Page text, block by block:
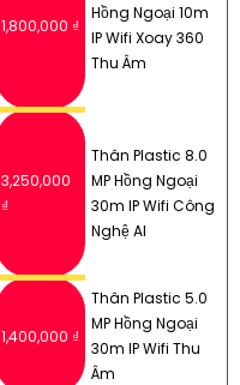
1,800,000 ₫
Hồng Ngoại 10m
IP Wifi Xoay 360
Thu Âm
3,250,000
₫
Thân Plastic 8.0
MP Hồng Ngoại
30m IP Wifi Công
Nghệ AI
1,400,000 ₫
Thân Plastic 5.0
MP Hồng Ngoại
30m IP Wifi Thu
Âm